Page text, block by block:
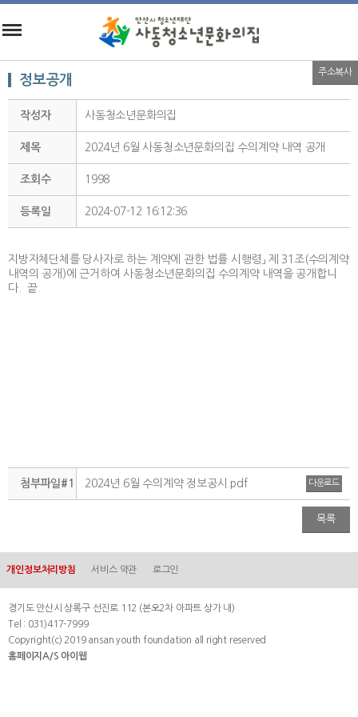
정보공개
주소복사
작성자 사동청소년문화의집
제목 2024년 6월 사동청소년문화의집 수의계약 내역 공개
조회수 1998
등록일 2024-07-12 16:12:36
지방자체단체를 당사자로 하는 계약에 관한 법률 시행령」 제 31조(수의계약
내역의 공개)에 근거하여 사동청소년문화의집 수의계약 내역을 공개합니
다. 끝.
첨부파일#1 2024년 6월 수의계약 정보공시.pdf 다운로드
목록
개인정보처리방침 서비스 약관 로그인
경기도 안산시 상록구 선진로 112 (본오2차 아파트 상가 내)
Tel : 031)417-7999
Copyright(c) 2019 ansan youth foundation all right reserved
홈페이지A/S 아이웹